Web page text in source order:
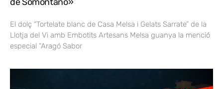
El dolç “Tortelate blanc de Casa Melsa i Gelats Sarrate” de la
Llotja del Vi amb Embotits Artesans Melsa guanya la menció
especial “Aragó Sabor